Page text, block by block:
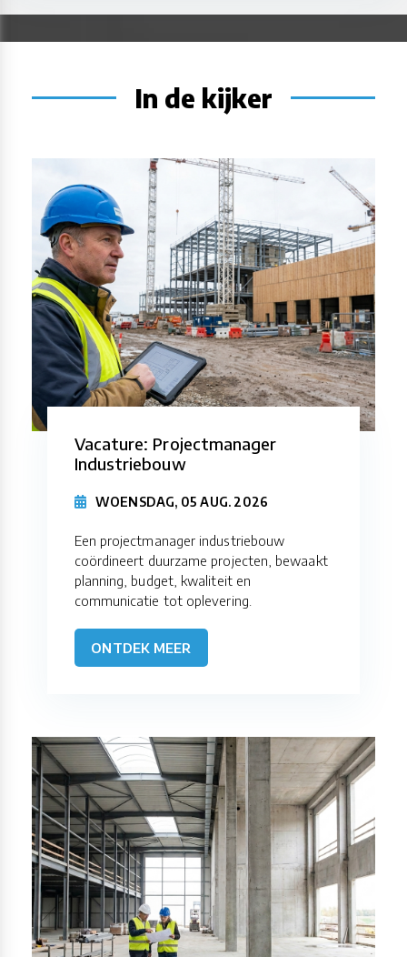
In de kijker
Vacature: Projectmanager
Industriebouw
WOENSDAG, 05 AUG. 2026
Een projectmanager industriebouw
coördineert duurzame projecten, bewaakt
planning, budget, kwaliteit en
communicatie tot oplevering.
ONTDEK MEER